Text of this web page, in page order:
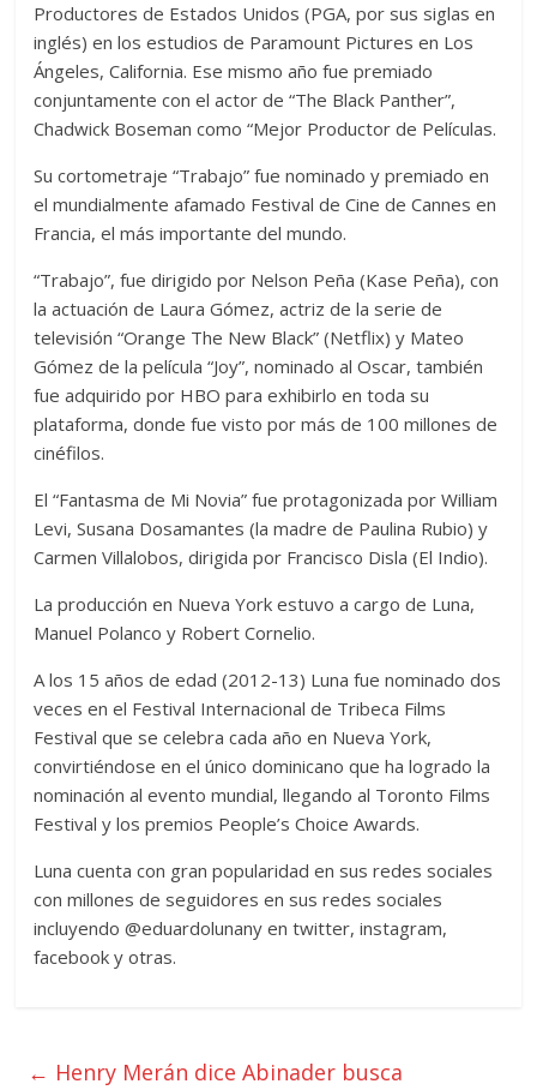
Productores de Estados Unidos (PGA, por sus siglas en
inglés) en los estudios de Paramount Pictures en Los
Ángeles, California. Ese mismo año fue premiado
conjuntamente con el actor de “The Black Panther”,
Chadwick Boseman como “Mejor Productor de Películas.
Su cortometraje “Trabajo” fue nominado y premiado en
el mundialmente afamado Festival de Cine de Cannes en
Francia, el más importante del mundo.
“Trabajo”, fue dirigido por Nelson Peña (Kase Peña), con
la actuación de Laura Gómez, actriz de la serie de
televisión “Orange The New Black” (Netflix) y Mateo
Gómez de la película “Joy”, nominado al Oscar, también
fue adquirido por HBO para exhibirlo en toda su
plataforma, donde fue visto por más de 100 millones de
cinéfilos.
El “Fantasma de Mi Novia” fue protagonizada por William
Levi, Susana Dosamantes (la madre de Paulina Rubio) y
Carmen Villalobos, dirigida por Francisco Disla (El Indio).
La producción en Nueva York estuvo a cargo de Luna,
Manuel Polanco y Robert Cornelio.
A los 15 años de edad (2012-13) Luna fue nominado dos
veces en el Festival Internacional de Tribeca Films
Festival que se celebra cada año en Nueva York,
convirtiéndose en el único dominicano que ha logrado la
nominación al evento mundial, llegando al Toronto Films
Festival y los premios People’s Choice Awards.
Luna cuenta con gran popularidad en sus redes sociales
con millones de seguidores en sus redes sociales
incluyendo @eduardolunany en twitter, instagram,
facebook y otras.
← Henry Merán dice Abinader busca